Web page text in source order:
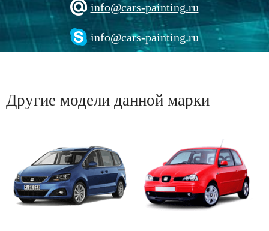
info@cars-painting.ru
info@cars-painting.ru
Другие модели данной марки